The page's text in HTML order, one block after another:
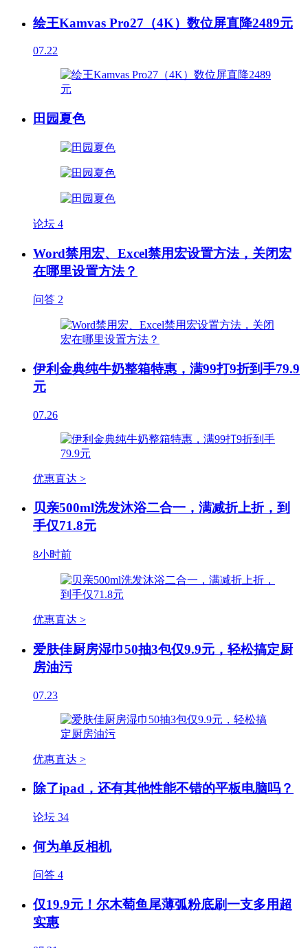
绘王Kamvas Pro27（4K）数位屏直降2489元
07.22
田园夏色
论坛 4
Word禁用宏、Excel禁用宏设置方法，关闭宏
在哪里设置方法？
问答 2
伊利金典纯牛奶整箱特惠，满99打9折到手79.9
元
07.26
优惠直达 >
贝亲500ml洗发沐浴二合一，满减折上折，到
手仅71.8元
8小时前
优惠直达 >
爱肤佳厨房湿巾50抽3包仅9.9元，轻松搞定厨
房油污
07.23
优惠直达 >
除了ipad，还有其他性能不错的平板电脑吗？
论坛 34
何为单反相机
问答 4
仅19.9元！尔木萄鱼尾薄弧粉底刷一支多用超
实惠